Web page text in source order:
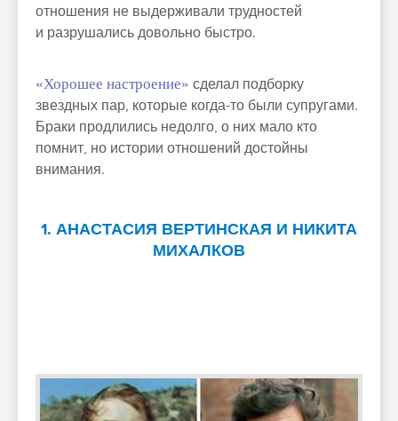
отношения не выдерживали трудностей
и разрушались довольно быстро.
«Хорошее настроение» сделал подборку
звездных пар, которые когда-то были супругами.
Браки продлились недолго, о них мало кто
помнит, но истории отношений достойны
внимания.
1. АНАСТАСИЯ ВЕРТИНСКАЯ И НИКИТА
МИХАЛКОВ